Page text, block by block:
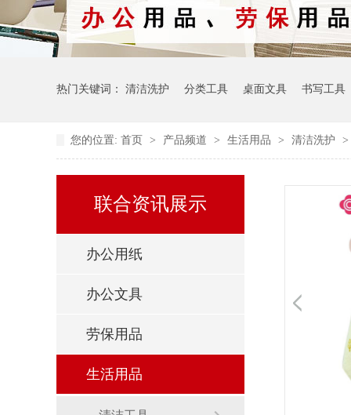
热门关键词： 清洁洗护 分类工具 桌面文具 书写工具
您的位置: 首页 > 产品频道 > 生活用品 > 清洁洗护 >
联合资讯展示
办公用纸
办公文具
劳保用品
生活用品